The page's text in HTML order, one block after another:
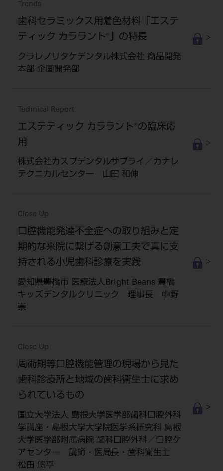
Trends
歯科セラミックス用着色材料「エステ
ティック カララント®」の特長
クラレノリタケデンタル株式会社 商品開発
本部 企画開発部
Technical Report
エステティック カララント®の臨床応
用
株式会社カスプデンタルサプライ／カナレ
テクニカルセンター 山田 和伸
Close Up
口腔機能発達不全症への取り組みと定
期的な来院に繋げる創意工夫で真に支
持される小児歯科診療を実践
愛知県豊橋市 医療法人Bright Beans 豊橋
キッズデンタルクリニック 理事長 中野
崇
Close Up
周術期等口腔機能管理の現場から見た
歯科診療所と地域の歯科衛生士に求め
られているもの
国立大学法人 島根大学医学部歯科口腔外科
学講座・島根大学大学院医学系研究科 島根
大学医学部附属病院 歯科口腔外科／口腔ケ
アセンター 講師・医局長・歯科衛生士
松田 悠平